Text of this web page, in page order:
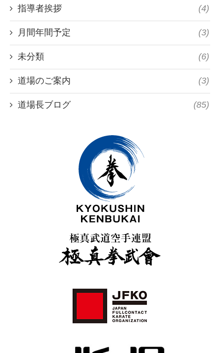
指導者挨拶 (4)
月間年間予定 (3)
未分類 (6)
道場のご案内 (3)
道場長ブログ (85)